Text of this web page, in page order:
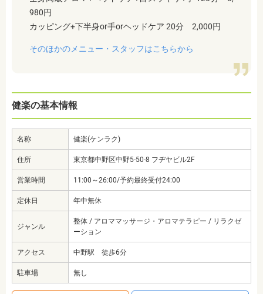
980円
カッピング+下半身or手orヘッドケア 20分 2,000円
そのほかのメニュー・スタッフはこちらから
健楽の基本情報
名称 健楽(ケンラク)
住所 東京都中野区中野5-50-8 フヂヤビル2F
営業時間 11:00～26:00/予約最終受付24:00
定休日 年中無休
ジャンル
整体 / アロママッサージ・アロマテラピー / リラクゼ
ーション
アクセス 中野駅 徒歩6分
駐車場 無し